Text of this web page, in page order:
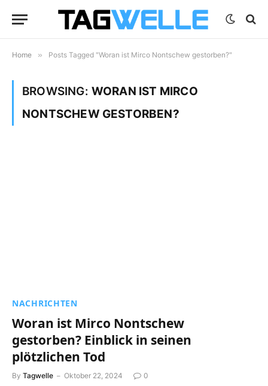
Home » Posts Tagged "Woran ist Mirco Nontschew gestorben?"
BROWSING: WORAN IST MIRCO
NONTSCHEW GESTORBEN?
NACHRICHTEN
Woran ist Mirco Nontschew
gestorben? Einblick in seinen
plötzlichen Tod
By Tagwelle Oktober 22, 2024 0